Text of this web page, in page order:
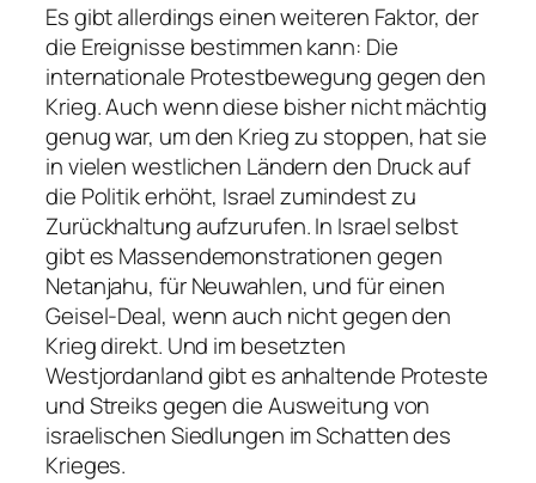
Es gibt allerdings einen weiteren Faktor, der
die Ereignisse bestimmen kann: Die
internationale Protestbewegung gegen den
Krieg. Auch wenn diese bisher nicht mächtig
genug war, um den Krieg zu stoppen, hat sie
in vielen westlichen Ländern den Druck auf
die Politik erhöht, Israel zumindest zu
Zurückhaltung aufzurufen. In Israel selbst
gibt es Massendemonstrationen gegen
Netanjahu, für Neuwahlen, und für einen
Geisel-Deal, wenn auch nicht gegen den
Krieg direkt. Und im besetzten
Westjordanland gibt es anhaltende Proteste
und Streiks gegen die Ausweitung von
israelischen Siedlungen im Schatten des
Krieges.